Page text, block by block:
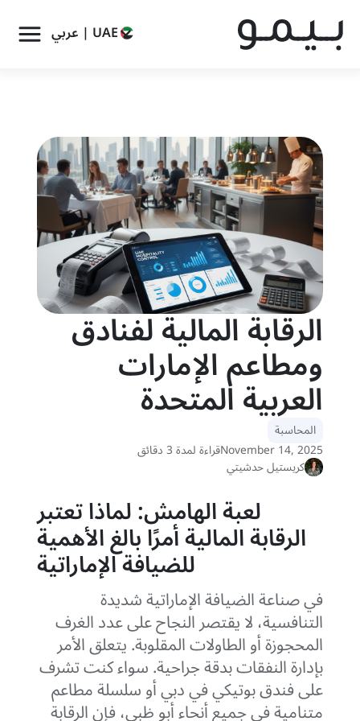
UAE | عربي
الرقابة المالية لفنادق
ومطاعم الإمارات
العربية المتحدة
المحاسبة
November 14, 2025قراءة لمدة 3 دقائق
كريستيل حدشيتي
لعبة الهامش: لماذا تعتبر
الرقابة المالية أمرًا بالغ الأهمية
للضيافة الإماراتية
في صناعة الضيافة الإماراتية شديدة
التنافسية، لا يقتصر النجاح على عدد الغرف
المحجوزة أو الطاولات المقلوبة. يتعلق الأمر
بإدارة النفقات بدقة جراحية. سواء كنت تشرف
على فندق بوتيكي في دبي أو سلسلة مطاعم
متنامية في جميع أنحاء أبو ظبي، فإن الرقابة